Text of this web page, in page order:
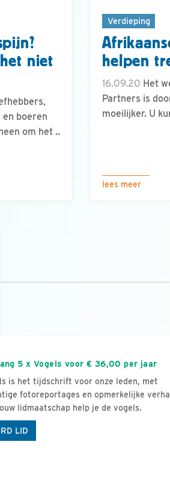
niet
boeren
om het ..
Verdieping
helpen
16.09.20 Het
Partners is
moeilijker. U
lees meer
5 x Vogels voor € 36,00 per jaar
is het tijdschrift voor onze leden, met
fotoreportages en opmerkelijke
lidmaatschap help je de vogels.
LID